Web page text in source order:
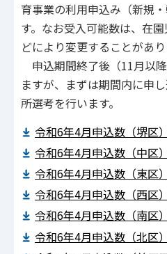
育事業の利用申込み（新規
す。なお受入可能数は、在
どにより変更することがあり
申込期間終了後（11月以
ますが、まずは期間内に申
所選考を行います。
令和6年4月申込数（堺区
令和6年4月申込数（中区
令和6年4月申込数（東区
令和6年4月申込数（西区
令和6年4月申込数（南区
令和6年4月申込数（北区